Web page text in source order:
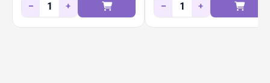
Замовляйте оптом у Diamond Pack —
різноманітний асортимент на будь-яку подію.
− + − +